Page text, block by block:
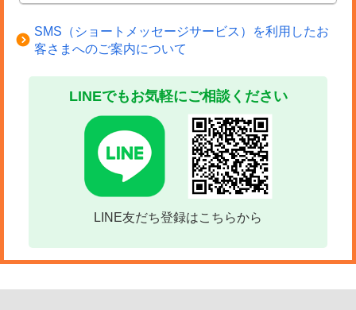
SMS（ショートメッセージサービス）を利用したお
客さまへのご案内について
LINEでもお気軽にご相談ください
LINE友だち登録はこちらから